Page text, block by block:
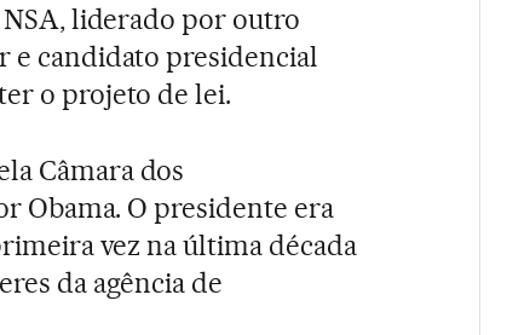
liderado por outro
e candidato presidencial
o projeto de lei.
Câmara dos
Obama. O presidente era
vez na última década
da agência de